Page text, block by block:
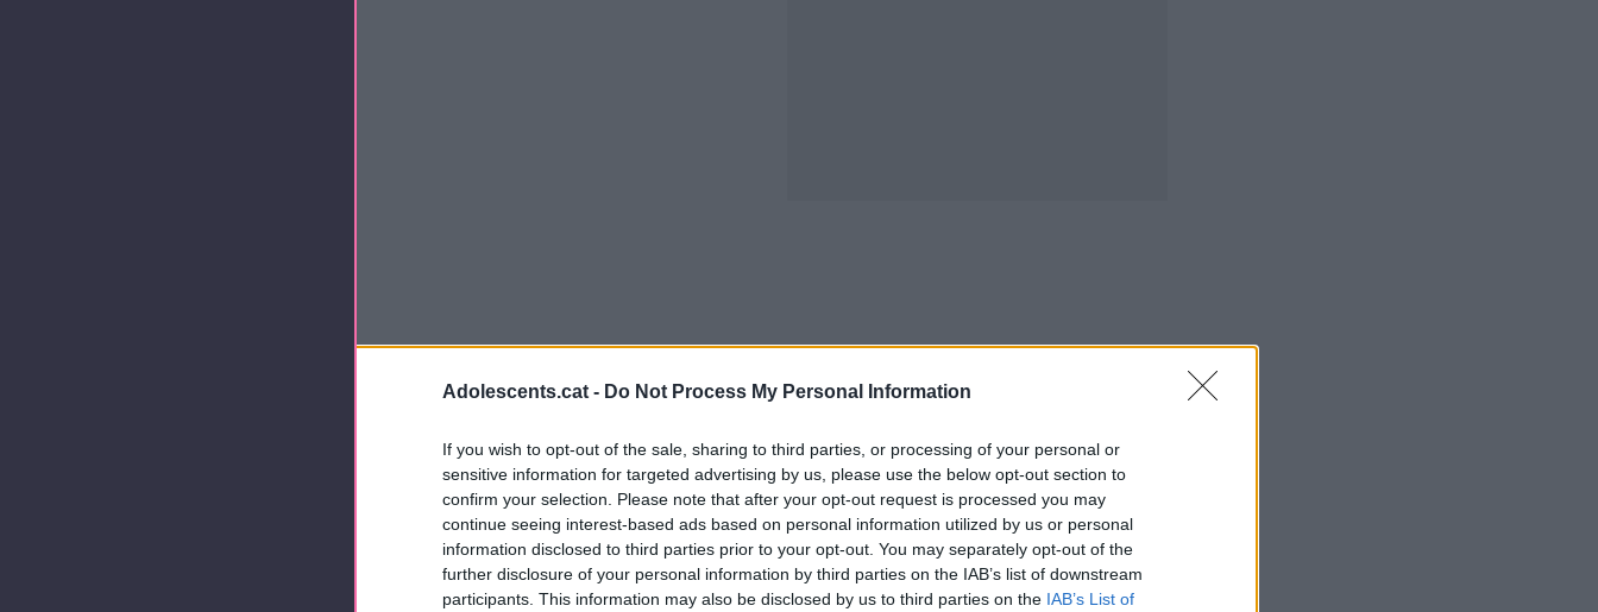
Adolescents.cat - Do Not Process My Personal Information
If you wish to opt-out of the sale, sharing to third parties, or processing of your personal or
sensitive information for targeted advertising by us, please use the below opt-out section to
confirm your selection. Please note that after your opt-out request is processed you may
continue seeing interest-based ads based on personal information utilized by us or personal
information disclosed to third parties prior to your opt-out. You may separately opt-out of the
further disclosure of your personal information by third parties on the IAB’s list of downstream
participants. This information may also be disclosed by us to third parties on the IAB’s List of